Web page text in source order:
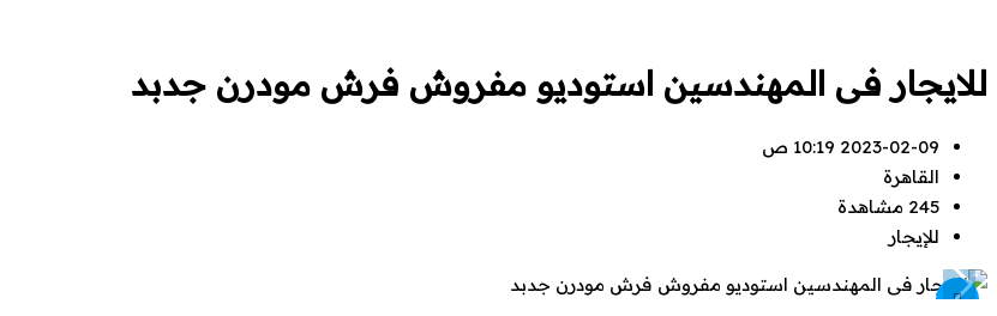
للايجار فى المهندسين استوديو مفروش فرش مودرن جدبد
2023-02-09 10:19 ص
القاهرة
245 مشاهدة
للإيجار